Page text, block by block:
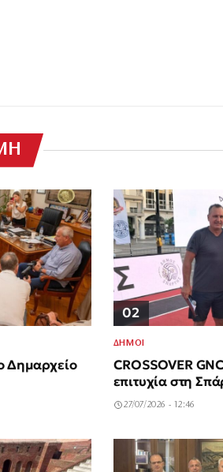
Δημαρχείο
02
ΔΗΜΟΙ
CROSSOVER
επιτυχία στη
27/07/2026 - 12:46